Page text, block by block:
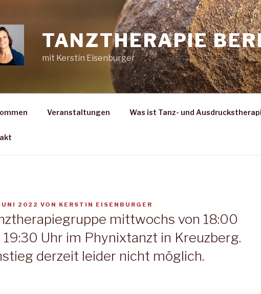
TANZTHERAPIE
mit Kerstin Eisenburger
Veranstaltungen Was ist Tanz- und
2022 VON KERSTIN EISENBURGER
mittwochs von 18:00
19:30 Uhr im Phynixtanzt in Kreuzberg.
derzeit leider nicht möglich.